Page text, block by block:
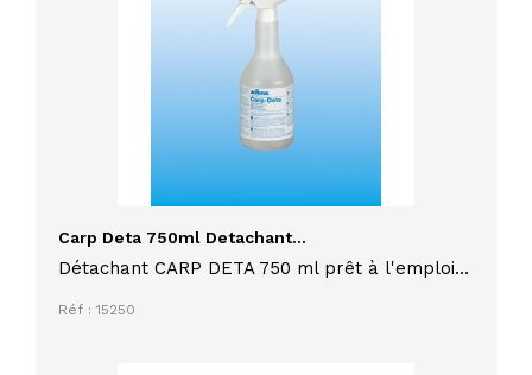
Carp Deta 750ml Detachant...
Détachant CARP DETA 750 ml prêt à l'emploi
textiles et tissus d'ameublement
Réf : 15250